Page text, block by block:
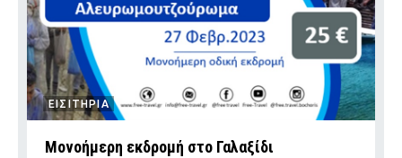
ΕΙΣΙΤΗΡΙΑ
Μονοήμερη εκδρομή στο Γαλαξίδι